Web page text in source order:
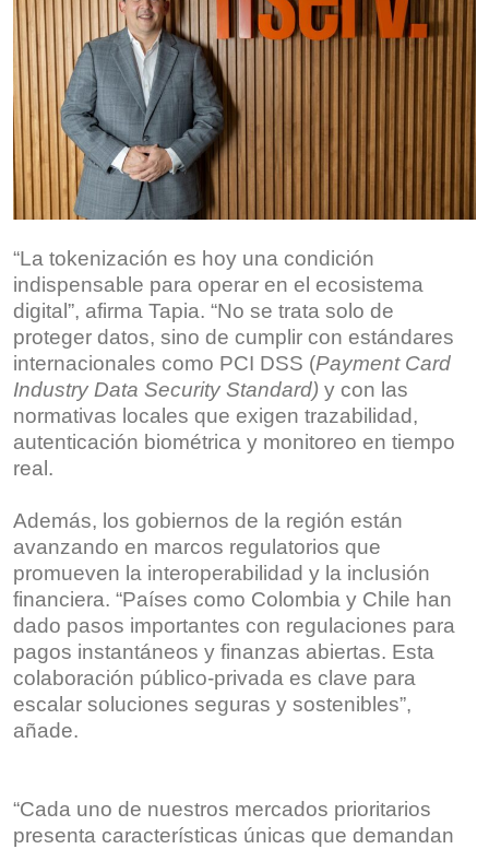
“La tokenización es hoy una condición
indispensable para operar en el ecosistema
digital”, afirma Tapia. “No se trata solo de
proteger datos, sino de cumplir con estándares
internacionales como PCI DSS (Payment Card
Industry Data Security Standard) y con las
normativas locales que exigen trazabilidad,
autenticación biométrica y monitoreo en tiempo
real.
Además, los gobiernos de la región están
avanzando en marcos regulatorios que
promueven la interoperabilidad y la inclusión
financiera. “Países como Colombia y Chile han
dado pasos importantes con regulaciones para
pagos instantáneos y finanzas abiertas. Esta
colaboración público-privada es clave para
escalar soluciones seguras y sostenibles”,
añade.
“Cada uno de nuestros mercados prioritarios
presenta características únicas que demandan